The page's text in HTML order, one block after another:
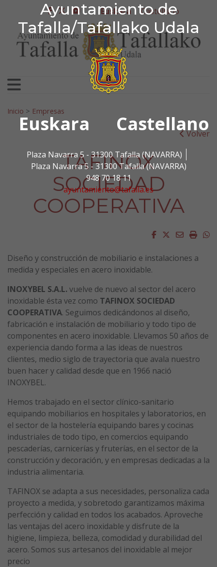
Ayuntamiento de
Tafalla/Tafallako Udala
Euskara Castellano
Plaza Navarra 5 - 31300 Tafalla (NAVARRA)
Plaza Navarra 5 - 31300 Tafalla (NAVARRA)
948 70 18 11
ayuntamiento@tafalla.es
Ir al contenido
Ayuntamiento de
facebook
twitter
youtube
Euskara Castellano
Bilatu:
Inicio > Empresas
Volver
TAFINOX
SOCIEDAD
COOPERATIVA
Facebook
Twitter
Email
Diseño y construcción de mobiliario e instalaciones a
medida y especiales en acero inoxidable.
INOXYBEL S.A.L. vuelve de nuevo al sector del acero
inoxidable ésta vez como TAFINOX SOCIEDAD
COOPERATIVA. Seguimos dedicándonos al diseño,
fabricación e instalación de mobiliario y todo tipo de
componentes en acero inoxidable. Llevamos 50 años de
experiencia dando forma a las ideas de nuestros
clientes, medio siglo de trayectoria que avala nuestro
buen hacer y calidad desde que en 1966 nació
INOXYBEL.
Hemos trabajado en el sector clínico-sanitario
equipando mobiliarios en hospitales y laboratorios, en
el sector de la hostelería equipando bares y cocinas
industriales de todo tipo, en comercios equipando
pescaderías, carnicerías y fruterías, en el sector de la
construcción y decoración, y en empresas dedicadas a la
industria alimentaria.
TAFINOX se adapta a sus necesidades, personaliza cada
proyecto a medida, y sobretodo garantizamos máxima
perfección y calidad en todos los acabados. Aproveche
las ventajas del acero inoxidable y disfrute de la
higiene, limpieza, belleza, comodidad y durabilidad del
acero. Somos sus artesanos del inoxidable al mejor
precio